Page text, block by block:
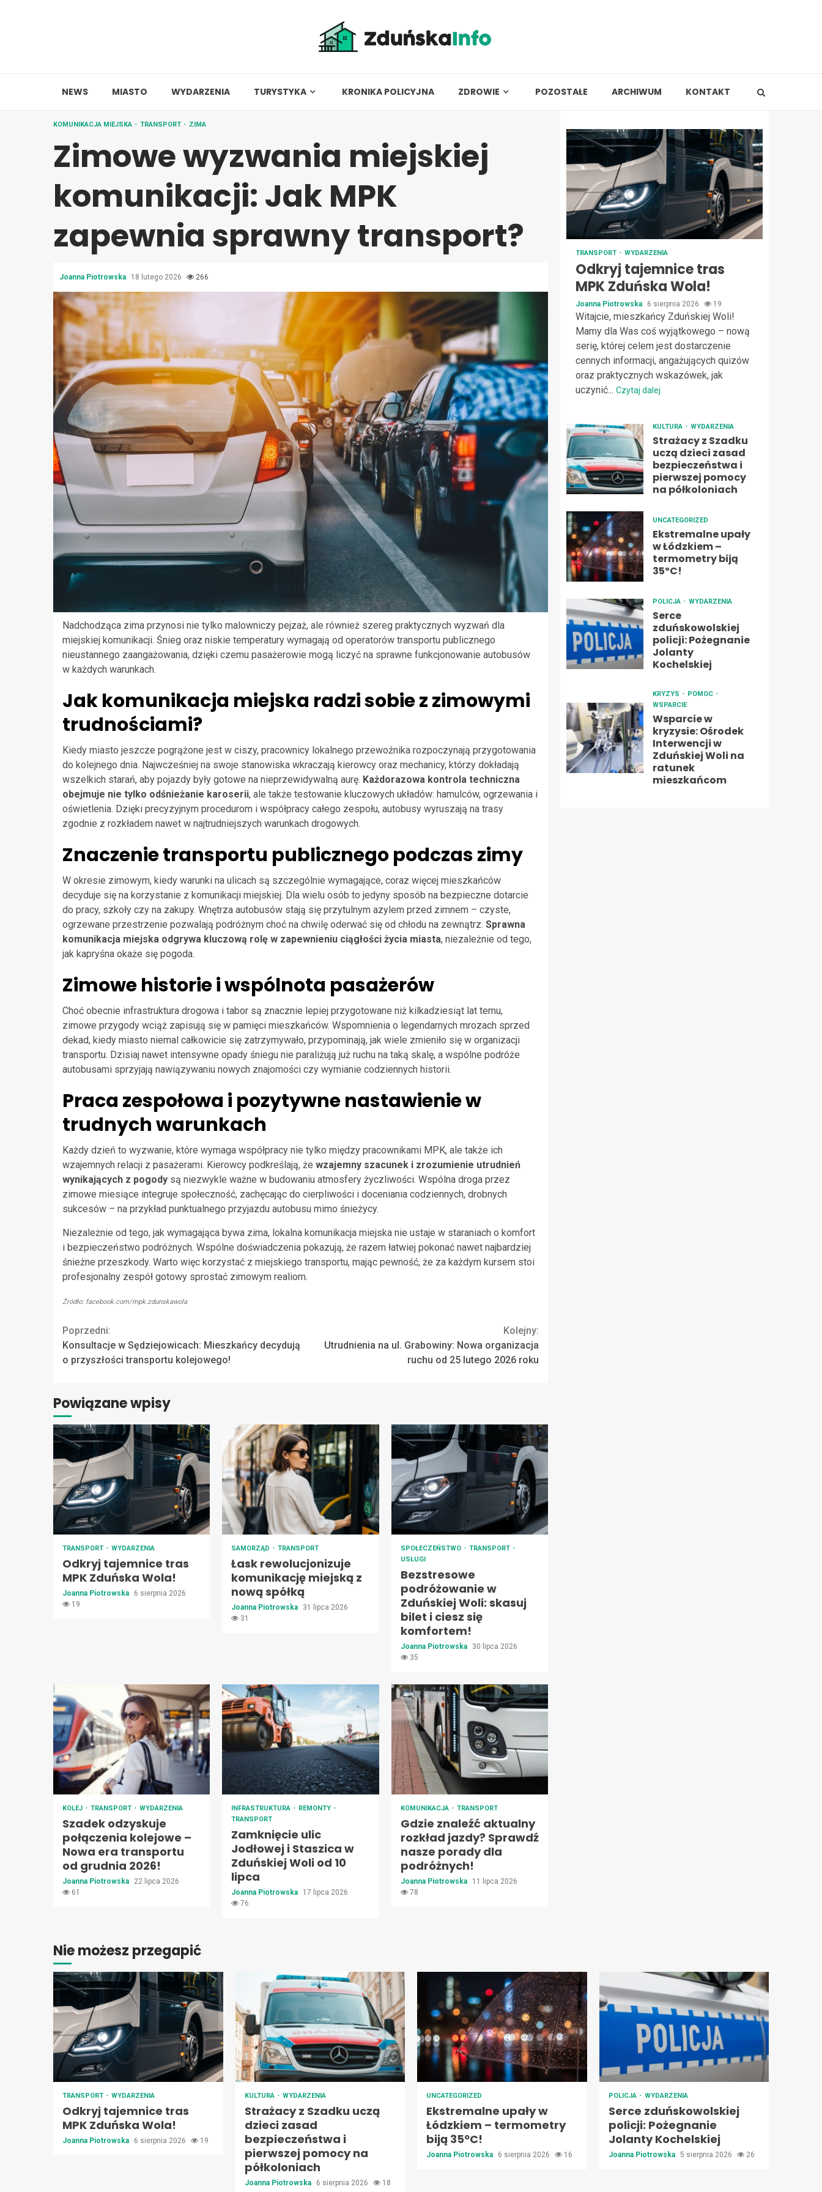
NEWS MIASTO WYDARZENIA TURYSTYKA KRONIKA POLICYJNA ZDROWIE POZOSTAŁE ARCHIWUM KONTAKT
KOMUNIKACJA MIEJSKA TRANSPORT ZIMA
Zimowe wyzwania miejskiej
komunikacji: Jak MPK
zapewnia sprawny transport?
Joanna Piotrowska 18 lutego 2026 266
Nadchodząca zima przynosi nie tylko malowniczy pejzaż, ale również szereg praktycznych wyzwań dla
miejskiej komunikacji. Śnieg oraz niskie temperatury wymagają od operatorów transportu publicznego
nieustannego zaangażowania, dzięki czemu pasażerowie mogą liczyć na sprawne funkcjonowanie autobusów
w każdych warunkach.
Jak komunikacja miejska radzi sobie z zimowymi
trudnościami?
Kiedy miasto jeszcze pogrążone jest w ciszy, pracownicy lokalnego przewoźnika rozpoczynają przygotowania
do kolejnego dnia. Najwcześniej na swoje stanowiska wkraczają kierowcy oraz mechanicy, którzy dokładają
wszelkich starań, aby pojazdy były gotowe na nieprzewidywalną aurę. Każdorazowa kontrola techniczna
obejmuje nie tylko odśnieżanie karoserii, ale także testowanie kluczowych układów: hamulców, ogrzewania i
oświetlenia. Dzięki precyzyjnym procedurom i współpracy całego zespołu, autobusy wyruszają na trasy
zgodnie z rozkładem nawet w najtrudniejszych warunkach drogowych.
Znaczenie transportu publicznego podczas zimy
W okresie zimowym, kiedy warunki na ulicach są szczególnie wymagające, coraz więcej mieszkańców
decyduje się na korzystanie z komunikacji miejskiej. Dla wielu osób to jedyny sposób na bezpieczne dotarcie
do pracy, szkoły czy na zakupy. Wnętrza autobusów stają się przytulnym azylem przed zimnem – czyste,
ogrzewane przestrzenie pozwalają podróżnym choć na chwilę oderwać się od chłodu na zewnątrz. Sprawna
komunikacja miejska odgrywa kluczową rolę w zapewnieniu ciągłości życia miasta, niezależnie od tego,
jak kapryśna okaże się pogoda.
Zimowe historie i wspólnota pasażerów
Choć obecnie infrastruktura drogowa i tabor są znacznie lepiej przygotowane niż kilkadziesiąt lat temu,
zimowe przygody wciąż zapisują się w pamięci mieszkańców. Wspomnienia o legendarnych mrozach sprzed
dekad, kiedy miasto niemal całkowicie się zatrzymywało, przypominają, jak wiele zmieniło się w organizacji
transportu. Dzisiaj nawet intensywne opady śniegu nie paraliżują już ruchu na taką skalę, a wspólne podróże
autobusami sprzyjają nawiązywaniu nowych znajomości czy wymianie codziennych historii.
Praca zespołowa i pozytywne nastawienie w
trudnych warunkach
Każdy dzień to wyzwanie, które wymaga współpracy nie tylko między pracownikami MPK, ale także ich
wzajemnych relacji z pasażerami. Kierowcy podkreślają, że wzajemny szacunek i zrozumienie utrudnień
wynikających z pogody są niezwykle ważne w budowaniu atmosfery życzliwości. Wspólna droga przez
zimowe miesiące integruje społeczność, zachęcając do cierpliwości i doceniania codziennych, drobnych
sukcesów – na przykład punktualnego przyjazdu autobusu mimo śnieżycy.
Niezależnie od tego, jak wymagająca bywa zima, lokalna komunikacja miejska nie ustaje w staraniach o komfort
i bezpieczeństwo podróżnych. Wspólne doświadczenia pokazują, że razem łatwiej pokonać nawet najbardziej
śnieżne przeszkody. Warto więc korzystać z miejskiego transportu, mając pewność, że za każdym kursem stoi
profesjonalny zespół gotowy sprostać zimowym realiom.
Źródło: facebook.com/mpk.zdunskawola
Continue
Reading
Poprzedni:
Konsultacje w Sędziejowicach: Mieszkańcy decydują
o przyszłości transportu kolejowego!
Kolejny:
Utrudnienia na ul. Grabowiny: Nowa organizacja
ruchu od 25 lutego 2026 roku
Powiązane wpisy
TRANSPORT WYDARZENIA
Odkryj tajemnice tras
MPK Zduńska Wola!
Joanna Piotrowska
6 sierpnia 2026
19
SAMORZĄD TRANSPORT
Łask rewolucjonizuje
komunikację miejską z
nową spółką
Joanna Piotrowska
31 lipca 2026
31
SPOŁECZEŃSTWO
TRANSPORT
USŁUGI
Bezstresowe
podróżowanie w
Zduńskiej Woli: skasuj
bilet i ciesz się
komfortem!
Joanna Piotrowska
30 lipca 2026
35
KOLEJ TRANSPORT WYDARZENIA
Szadek odzyskuje
połączenia kolejowe –
Nowa era transportu
od grudnia 2026!
Joanna Piotrowska
22 lipca 2026
61
INFRASTRUKTURA
REMONTY
TRANSPORT
Zamknięcie ulic
Jodłowej i Staszica w
Zduńskiej Woli od 10
lipca
Joanna Piotrowska
17 lipca 2026
76
KOMUNIKACJA TRANSPORT
Gdzie znaleźć aktualny
rozkład jazdy? Sprawdź
nasze porady dla
podróżnych!
Joanna Piotrowska
11 lipca 2026
78
TRANSPORT WYDARZENIA
Odkryj tajemnice tras
MPK Zduńska Wola!
Joanna Piotrowska 6 sierpnia 2026 19
Witajcie, mieszkańcy Zduńskiej Woli!
Mamy dla Was coś wyjątkowego – nową
serię, której celem jest dostarczenie
cennych informacji, angażujących quizów
oraz praktycznych wskazówek, jak
uczynić... Czytaj dalej
KULTURA WYDARZENIA
Strażacy z Szadku
uczą dzieci zasad
bezpieczeństwa i
pierwszej pomocy
na półkoloniach
UNCATEGORIZED
Ekstremalne upały
w Łódzkiem –
termometry biją
35ºC!
POLICJA WYDARZENIA
Serce
zduńskowolskiej
policji: Pożegnanie
Jolanty
Kochelskiej
KRYZYS
POMOC
WSPARCIE
Wsparcie w
kryzysie: Ośrodek
Interwencji w
Zduńskiej Woli na
ratunek
mieszkańcom
Nie możesz przegapić
TRANSPORT WYDARZENIA
Odkryj tajemnice tras
MPK Zduńska Wola!
Joanna Piotrowska 6 sierpnia 2026 19
KULTURA WYDARZENIA
Strażacy z Szadku uczą
dzieci zasad
bezpieczeństwa i
pierwszej pomocy na
półkoloniach
Joanna Piotrowska 6 sierpnia 2026 18
UNCATEGORIZED
Ekstremalne upały w
Łódzkiem – termometry
biją 35ºC!
Joanna Piotrowska 6 sierpnia 2026 16
POLICJA WYDARZENIA
Serce zduńskowolskiej
policji: Pożegnanie
Jolanty Kochelskiej
Joanna Piotrowska 5 sierpnia 2026 26